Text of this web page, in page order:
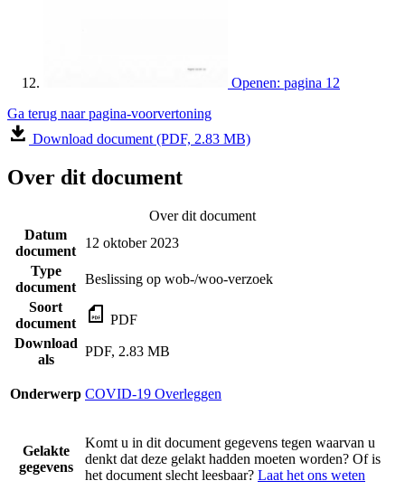
Openen: pagina 12
Ga terug naar pagina-voorvertoning
Download document (PDF, 2.83 MB)
Over dit document
Over dit document
Datum
document
12 oktober 2023
Type
document
Beslissing op wob-/woo-verzoek
Soort
document
PDF
Download
als
PDF, 2.83 MB
Onderwerp COVID-19 Overleggen
Gelakte
gegevens
Komt u in dit document gegevens tegen waarvan u
denkt dat deze gelakt hadden moeten worden? Of is
het document slecht leesbaar? Laat het ons weten